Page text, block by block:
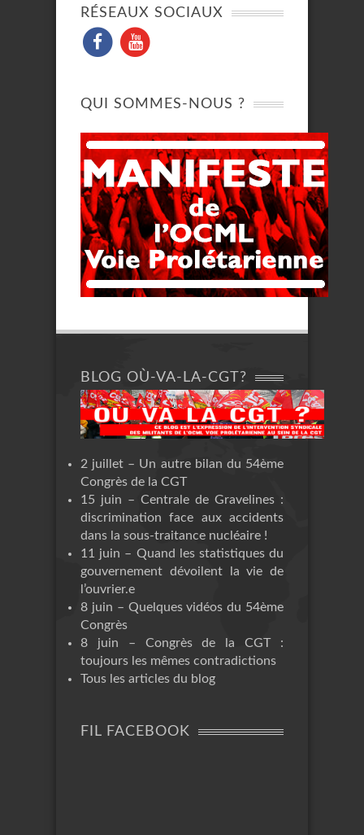
RÉSEAUX SOCIAUX
QUI SOMMES-NOUS ?
BLOG OÙ-VA-LA-CGT?
2 juillet – Un autre bilan du 54ème
Congrès de la CGT
15 juin – Centrale de Gravelines :
discrimination face aux accidents
dans la sous-traitance nucléaire !
11 juin – Quand les statistiques du
gouvernement dévoilent la vie de
l’ouvrier.e
8 juin – Quelques vidéos du 54ème
Congrès
8 juin – Congrès de la CGT :
toujours les mêmes contradictions
Tous les articles du blog
FIL FACEBOOK